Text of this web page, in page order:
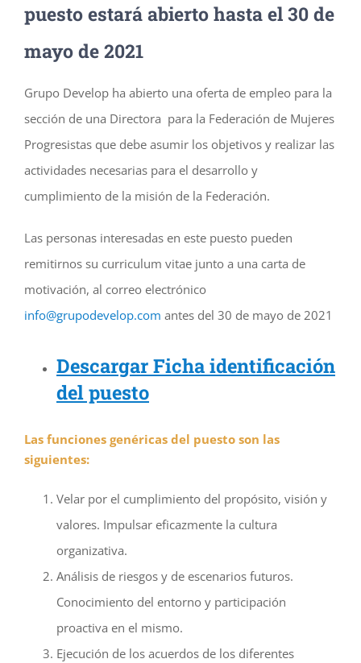
puesto estará abierto hasta el 30 de
mayo de 2021
Grupo Develop ha abierto una oferta de empleo para la
sección de una Directora para la Federación de Mujeres
Progresistas que debe asumir los objetivos y realizar las
actividades necesarias para el desarrollo y
cumplimiento de la misión de la Federación.
Las personas interesadas en este puesto pueden
remitirnos su curriculum vitae junto a una carta de
motivación, al correo electrónico
info@grupodevelop.com antes del 30 de mayo de 2021
Descargar Ficha identificación
del puesto
Las funciones genéricas del puesto son las
siguientes:
Velar por el cumplimiento del propósito, visión y
valores. Impulsar eficazmente la cultura
organizativa.
Análisis de riesgos y de escenarios futuros.
Conocimiento del entorno y participación
proactiva en el mismo.
Ejecución de los acuerdos de los diferentes